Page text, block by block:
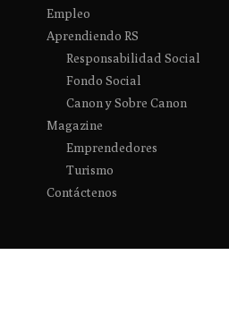
Empleo
Aprendiendo RS
Responsabilidad Social
Fondo Social
Canon y Sobre Canon
Magazine
Emprendedores
Turismo
Contáctenos